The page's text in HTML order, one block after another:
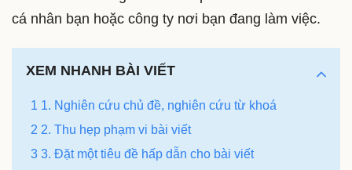
cá nhân bạn hoặc công ty nơi bạn đang làm việc.
XEM NHANH BÀI VIẾT
1 1. Nghiên cứu chủ đề, nghiên cứu từ khoá
2 2. Thu hẹp phạm vi bài viết
3 3. Đặt một tiêu đề hấp dẫn cho bài viết